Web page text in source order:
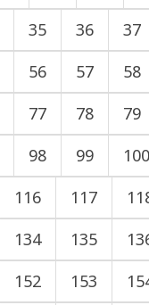
35 36 37
56 57 58
77 78 79
98 99 100
116 117
134 135
152 153